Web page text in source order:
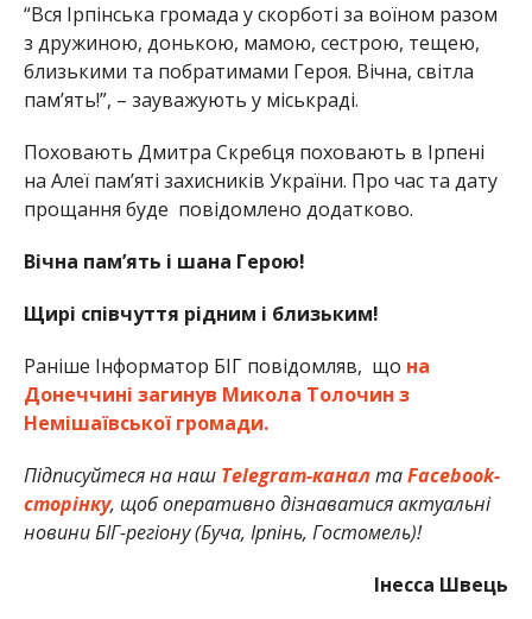
“Вся Ірпінська громада у скорботі за воїном разом
з дружиною, донькою, мамою, сестрою, тещею,
близькими та побратимами Героя. Вічна, світла
пам’ять!”, – зауважують у міськраді.
Поховають Дмитра Скребця поховають в Ірпені
на Алеї пам’яті захисників України. Про час та дату
прощання буде повідомлено додатково.
Вічна пам’ять і шана Герою!
Щирі співчуття рідним і близьким!
Раніше Інформатор БІГ повідомляв, що на
Донеччині загинув Микола Толочин з
Немішаївської громади.
Підписуйтеся на наш Telegram-канал таFacebook-
сторінку, щоб оперативно дізнаватися актуальні
новини БІГ-регіону (Буча, Ірпінь, Гостомель)!
Інесса Швець